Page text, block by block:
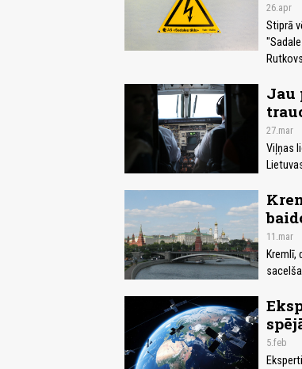
26.apr
Stiprā
Jau
27.mar
Viļņas
11.mar
Kremlī,
5.feb